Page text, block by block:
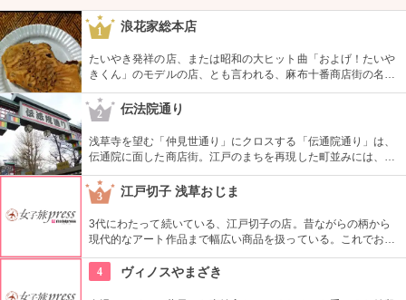
1 浪花家総本店
たいやき発祥の店、または昭和の大ヒット曲「およげ！たいや
きくん」のモデルの店、とも言われる、麻布十番商店街の名物
店です。その名もたいやきビルという建物は、2階がカフェと
なっており、出来立てほやほやのたいやきをすぐに頬張ること
ができます。薄めの皮の中にたっぷりあんこのたいやきに思わ
ずニッコリ！
2 伝法院通り
浅草寺を望む「仲見世通り」にクロスする「伝通院通り」は、
伝通院に面した商店街。江戸のまちを再現した町並みには、屋
根の上の鼠小僧や火の見櫓、軒瓦、などたくさんの見どころが
あります。多彩なお店が並んでいて、買い物や食事も楽しめま
す。
3 江戸切子 浅草おじま
3代にわたって続いている、江戸切子の店。昔ながらの柄から
現代的なアート作品まで幅広い商品を扱っている。これでお酒
を飲めば江戸気分を楽しめそう。また、海外・国内のお土産、
引き出物などにも最適。特注品も承っている。
4 ヴィノスやまざき